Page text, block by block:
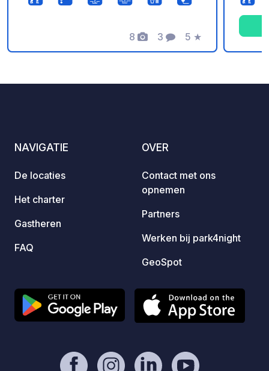
site. A campfire area is also arranged,
8
Foto's
3
Commentaren
5
Beoordeling
★
is de
NAVIGATIE
De locaties
Het charter
Gastheren
FAQ
OVER
Contact met ons
opnemen
Partners
Werken bij park4night
GeoSpot